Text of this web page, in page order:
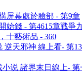
屏幕處於臉部 - 第9章
始錢 - 第4615章戰爭
十藝術品 - 360
逆天邪神 線上看- 第
小说 諸界末日線上-